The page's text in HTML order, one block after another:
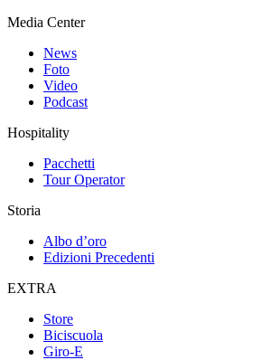
Media Center
News
Foto
Video
Podcast
Hospitality
Pacchetti
Tour Operator
Storia
Albo d’oro
Edizioni Precedenti
EXTRA
Store
Biciscuola
Giro-E